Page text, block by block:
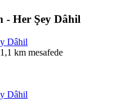
- Her Şey Dâhil
Dâhil
km mesafede
Dâhil